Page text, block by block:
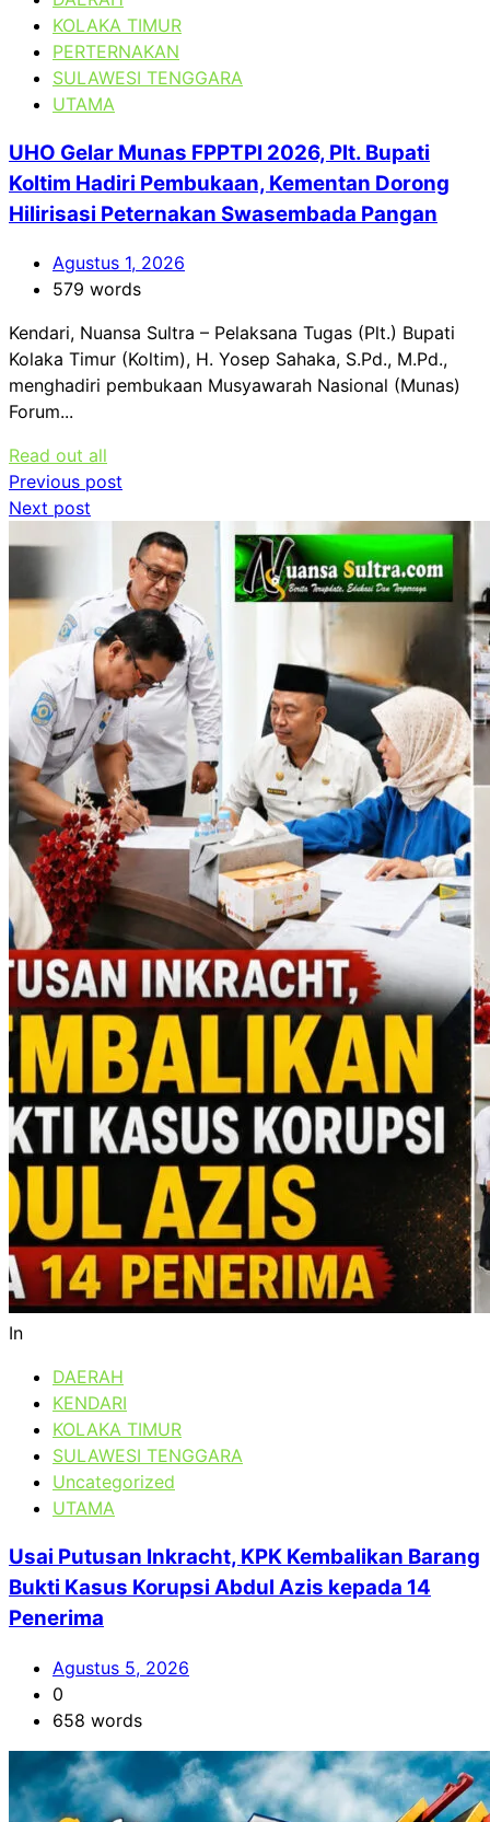
KOLAKA TIMUR
PERTERNAKAN
SULAWESI TENGGARA
UTAMA
UHO Gelar Munas FPPTPI 2026, Plt. Bupati
Koltim Hadiri Pembukaan, Kementan Dorong
Hilirisasi Peternakan Swasembada Pangan
Agustus 1, 2026
579 words
Kendari, Nuansa Sultra – Pelaksana Tugas (Plt.) Bupati
Kolaka Timur (Koltim), H. Yosep Sahaka, S.Pd., M.Pd.,
menghadiri pembukaan Musyawarah Nasional (Munas)
Forum...
Read out all
Navigasi
pos
Previous post
Next post
In
DAERAH
KENDARI
KOLAKA TIMUR
SULAWESI TENGGARA
Uncategorized
UTAMA
Usai Putusan Inkracht, KPK Kembalikan Barang
Bukti Kasus Korupsi Abdul Azis kepada 14
Penerima
Agustus 5, 2026
0
658 words